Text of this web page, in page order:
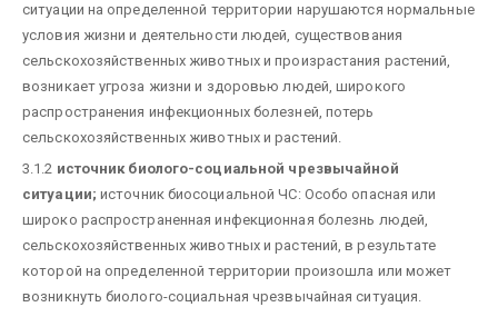
ситуации на определенной территории нарушаются нормальные
условия жизни и деятельности людей, существования
сельскохозяйственных животных и произрастания растений,
возникает угроза жизни и здоровью людей, широкого
распространения инфекционных болезней, потерь
сельскохозяйственных животных и растений.
3.1.2 источник биолого-социальной чрезвычайной
ситуации; источник биосоциальной ЧС: Особо опасная или
широко распространенная инфекционная болезнь людей,
сельскохозяйственных животных и растений, в результате
которой на определенной территории произошла или может
возникнуть биолого-социальная чрезвычайная ситуация.